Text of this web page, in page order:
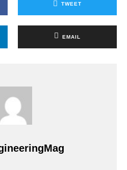
TWEET
EMAIL